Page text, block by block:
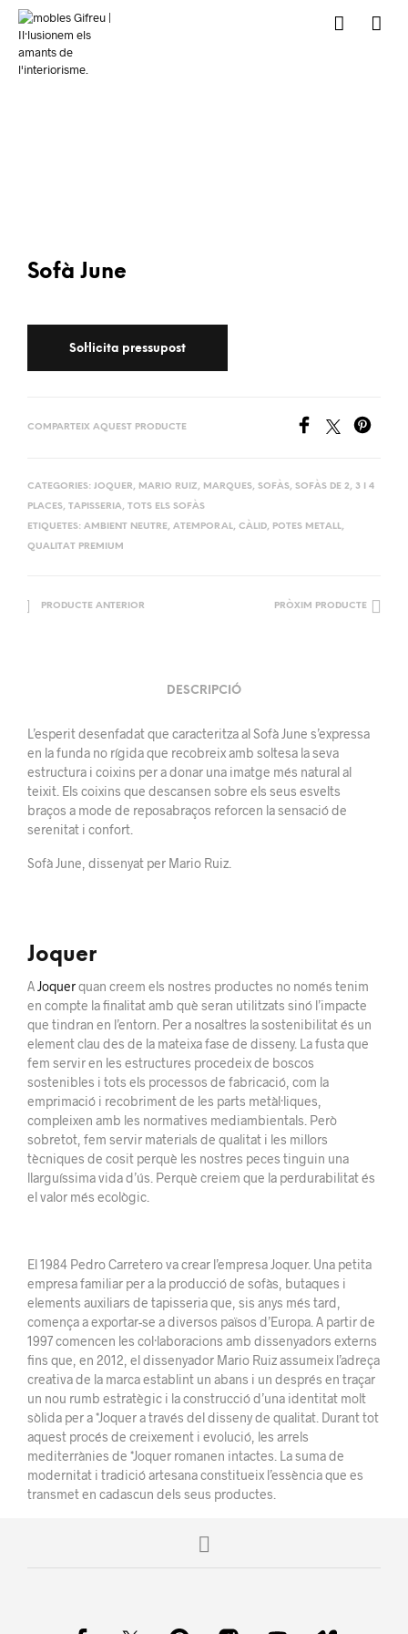
Sofà June
COMPARTEIX AQUEST PRODUCTE
CATEGORIES: JOQUER, MARIO RUIZ, MARQUES, SOFÀS, SOFÀS DE 2, 3 I 4
PLACES, TAPISSERIA, TOTS ELS SOFÀS
ETIQUETES: AMBIENT NEUTRE, ATEMPORAL, CÀLID, POTES METALL,
QUALITAT PREMIUM
PRODUCTE ANTERIOR PRÒXIM PRODUCTE
DESCRIPCIÓ
L’esperit desenfadat que caracteritza al Sofà June s’expressa
en la funda no rígida que recobreix amb soltesa la seva
estructura i coixins per a donar una imatge més natural al
teixit. Els coixins que descansen sobre els seus esvelts
braços a mode de reposabraços reforcen la sensació de
serenitat i confort.
Sofà June, dissenyat per Mario Ruiz.
Joquer
AJoquerquan creem els nostres productes no només tenim
en compte la finalitat amb què seran utilitzats sinó l’impacte
que tindran en l’entorn. Per a nosaltres la sostenibilitat és un
element clau des de la mateixa fase de disseny. La fusta que
fem servir en les estructures procedeix de boscos
sostenibles i tots els processos de fabricació, com la
emprimació i recobriment de les parts metàl·liques,
compleixen amb les normatives mediambientals. Però
sobretot, fem servir materials de qualitat i les millors
tècniques de cosit perquè les nostres peces tinguin una
llarguíssima vida d’ús. Perquè creiem que la perdurabilitat és
el valor més ecològic.
El 1984 Pedro Carretero va crear l’empresa Joquer. Una petita
empresa familiar per a la producció de sofàs, butaques i
elements auxiliars de tapisseria que, sis anys més tard,
comença a exportar-se a diversos països d’Europa. A partir de
1997 comencen les col·laboracions amb dissenyadors externs
fins que, en 2012, el dissenyador Mario Ruiz assumeix l’adreça
creativa de la marca establint un abans i un després en traçar
un nou rumb estratègic i la construcció d’una identitat molt
sòlida per a *Joquer a través del disseny de qualitat. Durant tot
aquest procés de creixement i evolució, les arrels
mediterrànies de *Joquer romanen intactes. La suma de
modernitat i tradició artesana constitueix l’essència que es
transmet en cadascun dels seus productes.